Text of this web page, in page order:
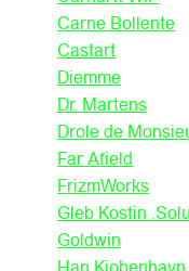
Carne Bollente
Castart
Diemme
Dr. Martens
Drole de
Far Afield
FrizmWorks
Gleb Kostin
Goldwin